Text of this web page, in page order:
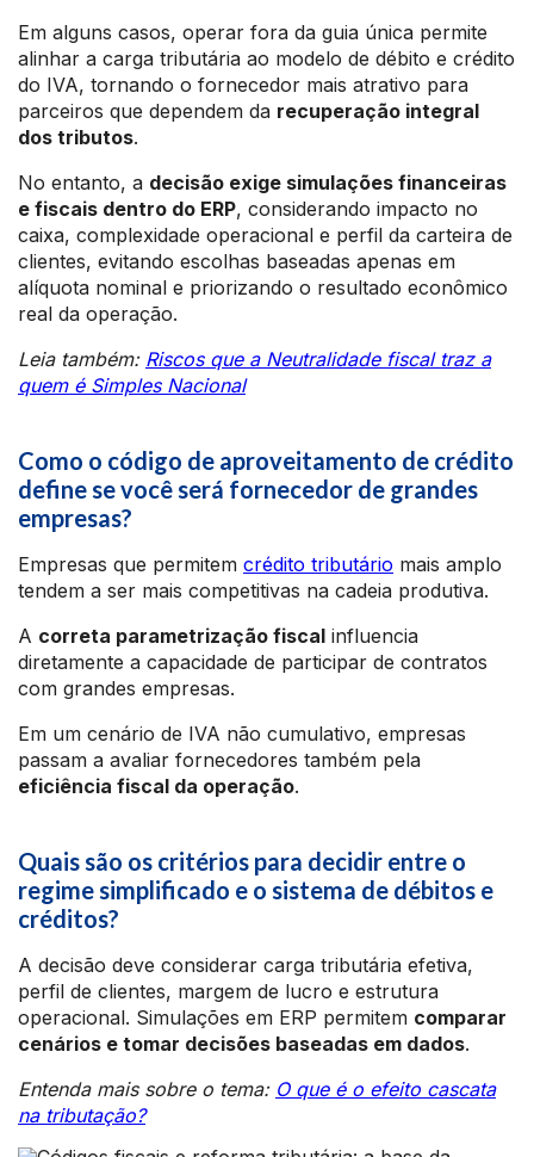
Em alguns casos, operar fora da guia única permite
alinhar a carga tributária ao modelo de débito e crédito
do IVA, tornando o fornecedor mais atrativo para
parceiros que dependem da recuperação integral
dos tributos.
No entanto, a decisão exige simulações financeiras
e fiscais dentro do ERP, considerando impacto no
caixa, complexidade operacional e perfil da carteira de
clientes, evitando escolhas baseadas apenas em
alíquota nominal e priorizando o resultado econômico
real da operação.
Leia também: Riscos que a Neutralidade fiscal traz a
quem é Simples Nacional
Como o código de aproveitamento de crédito
define se você será fornecedor de grandes
empresas?
Empresas que permitem crédito tributário mais amplo
tendem a ser mais competitivas na cadeia produtiva.
A correta parametrização fiscal influencia
diretamente a capacidade de participar de contratos
com grandes empresas.
Em um cenário de IVA não cumulativo, empresas
passam a avaliar fornecedores também pela
eficiência fiscal da operação.
Quais são os critérios para decidir entre o
regime simplificado e o sistema de débitos e
créditos?
A decisão deve considerar carga tributária efetiva,
perfil de clientes, margem de lucro e estrutura
operacional. Simulações em ERP permitem comparar
cenários e tomar decisões baseadas em dados.
Entenda mais sobre o tema: O que é o efeito cascata
na tributação?